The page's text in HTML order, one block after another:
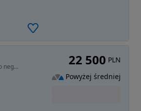
1956 cm3 • 160 KM • Opel Insignia A Kombi I Cosmo 2.0 I Salon PL I Zimówki I Do negocjacji 22 500 PLN
Powyżej średniej